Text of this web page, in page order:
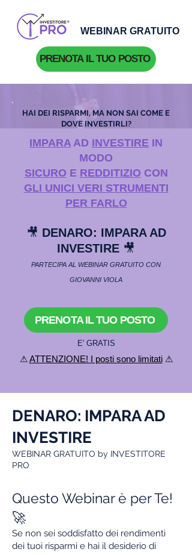
WEBINAR GRATUITO
PRENOTA IL TUO POSTO
HAI DEI RISPARMI, MA NON SAI COME E
DOVE INVESTIRLI?
IMPARAAD INVESTIRE IN
MODO
SICURO E REDDITIZIO CON
GLI UNICI VERI STRUMENTI
PER FARLO
🎥 DENARO: IMPARA AD
INVESTIRE 🎥
PARTECIPA AL WEBINAR GRATUITO CON
GIOVANNI VIOLA
PRENOTA IL TUO POSTO
E' GRATIS
⚠ ATTENZIONE! I posti sono limitati⚠
DENARO: IMPARA AD
INVESTIRE
WEBINAR GRATUITO by INVESTITORE
PRO
Questo Webinar è per Te!
🚀
​Se non sei soddisfatto dei rendimenti
dei tuoi risparmi e hai il desiderio di